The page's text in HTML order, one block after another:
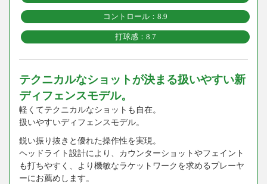
コントロール：8.9
打球感：8.7
テクニカルなショットが決まる扱いやすい新
ディフェンスモデル。
軽くてテクニカルなショットも自在。
扱いやすいディフェンスモデル。
鋭い振り抜きと優れた操作性を実現。
ヘッドライト設計により、カウンターショットやフェイント
も打ちやすく、より機敏なラケットワークを求めるプレーヤ
ーにお薦めします。